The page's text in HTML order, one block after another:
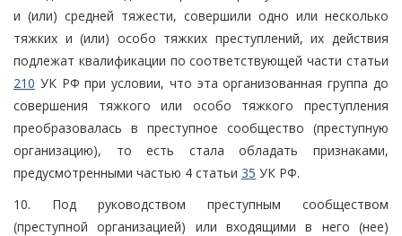
и (или) средней тяжести, совершили одно или несколько
тяжких и (или) особо тяжких преступлений, их действия
подлежат квалификации по соответствующей части статьи
210 УК РФ при условии, что эта организованная группа до
совершения тяжкого или особо тяжкого преступления
преобразовалась в преступное сообщество (преступную
организацию), то есть стала обладать признаками,
предусмотренными частью 4 статьи 35 УК РФ.
10. Под руководством преступным сообществом
(преступной организацией) или входящими в него (нее)